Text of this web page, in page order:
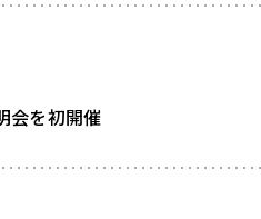
会を初開催